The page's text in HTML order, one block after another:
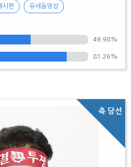
시판 유세동영상
49.98%
81.26%